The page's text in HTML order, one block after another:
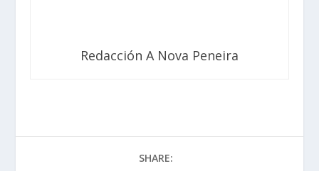
Redacción A Nova Peneira
SHARE: